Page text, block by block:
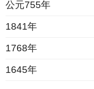
公元755年
1841年
1768年
1645年